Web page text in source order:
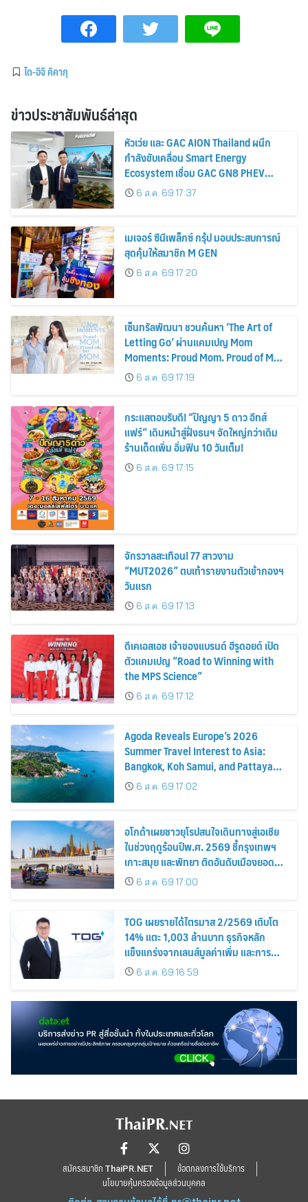
ได-อิจิ คิคากุ
ข่าวประชาสัมพันธ์ล่าสุด
หัวเว่ย และ GAC AION Thailand ผนึก
กำลังขับเคลื่อน Smart Energy
Ecosystem เชื่อม GAC GN8 PHEV
รถยนต์ MPV ระดับพรีเมียม เข้ากับ
พลังงานแสงอาทิตย์ภายในบ้าน
6 ส.ค. 69 17:37
เมเจอร์ ซีนีเพล็กซ์ กรุ้ป มอบประสบการณ์
สุดคุ้มให้สมาชิก M GEN
6 ส.ค. 69 17:20
เซ็นทรัลพัฒนา ชวนค้นหา ‘The Art of
Letting Go’ ผ่านแคมเปญ Mom
Moments: Proud Mom. Proud of My
Mom.6 ส.ค. 69 17:19
กระแสตอบรับดี! “ปัญญา 5 ดาว อีทส์
แฟร์” เดินหน้าสู่ฝั่งธนฯ จัดใหญ่กว่าเดิม
ร้านเด็ดเพิ่ม อิ่มฟิน 10 วันเต็ม!
6 ส.ค. 69 17:15
จักรวาลสะเทือน! 77 สาวงาม
“MUT2026” ตบเท้ารายงานตัวเข้ากองฯ
วันแรก
6 ส.ค. 69 17:13
ดีเคเอสเอช เจ้าของแบรนด์ ฮีรูดอยด์ เปิด
ตัวแคมเปญ “Road to Winning with
the MPS Science”
6 ส.ค. 69 17:12
Agoda Reveals Europe’s 2026
Summer Travel Interest to Asia:
Bangkok, Koh Samui, and Pattaya
Among the Top Cities
6 ส.ค. 69 17:02
อโกด้าเผยชาวยุโรปสนใจเดินทางสู่เอเชีย
ในช่วงฤดูร้อนปีพ.ศ. 2569 ชี้กรุงเทพฯ
เกาะสมุย และพัทยา ติดอันดับเมืองยอด
นิยม6 ส.ค. 69 17:00
TOG เผยรายได้ไตรมาส 2/2569 เติบโต
14% แตะ 1,003 ล้านบาท ธุรกิจหลัก
แข็งแกร่งจากเลนส์มูลค่าเพิ่ม และการ
ขยายตลาดต่างประเทศ พร้อมเดินหน้า
ลงทุนเพื่อการเติบโตระยะยาว
6 ส.ค. 69 16:59
สมัครสมาชิก ThaiPR.NET
ข้อตกลงการใช้บริการ
นโยบายคุ้มครองข้อมูลส่วนบุคคล